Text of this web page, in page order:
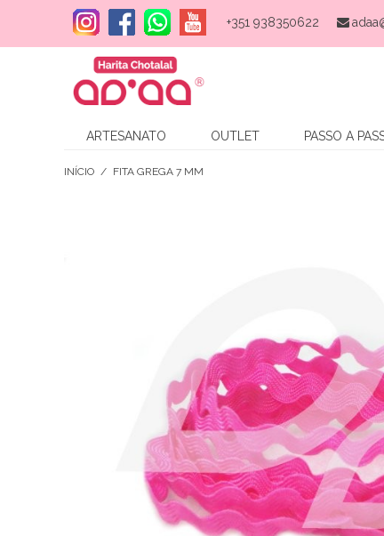
+351 938350622
ARTESANATO OUTLET PASSO A
INÍCIO / FITA GREGA 7 MM